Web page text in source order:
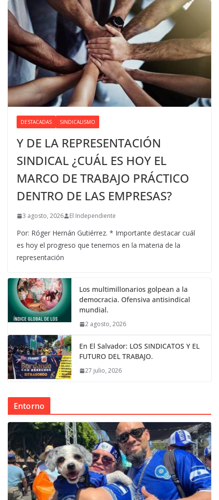
DESTACADAS SINDICALISMO
Y DE LA REPRESENTACIÓN
SINDICAL ¿CUÁL ES HOY EL
MARCO DE TRABAJO PRÁCTICO
DENTRO DE LAS EMPRESAS?
3 agosto, 2026 El Independiente
Por: Róger Hernán Gutiérrez. * Importante destacar cuál
es hoy el progreso que tenemos en la materia de la
representación
Los multimillonarios golpean a la
democracia. Ofensiva antisindical
mundial.
2 agosto, 2026
En El Salvador: LOS SINDICATOS Y EL
FUTURO DEL TRABAJO.
27 julio, 2026
Entorno